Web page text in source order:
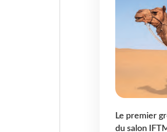
Le premier
du salon